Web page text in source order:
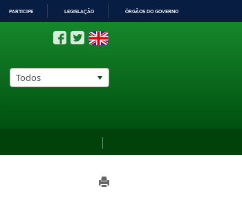
PARTICIPE LEGISLAÇÃO ÓRGÃOS DO GOVERNO
Todos